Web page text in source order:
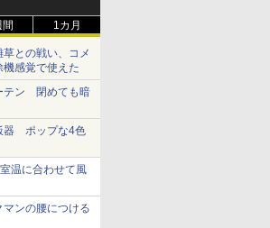
間 1カ月
草との戦い、コメ
感覚で使えた
テン 閉めても暗
器 ポップな4色
温に合わせて風
マンの腰につける